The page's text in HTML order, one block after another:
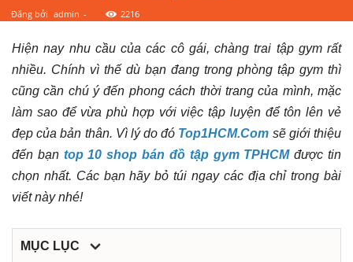
Top
địa
điểm,
Đăng bởi admin - 2216
Hiện nay nhu cầu của các cô gái, chàng trai tập gym rất
nhiều. Chính vì thế dù bạn đang trong phòng tập gym thì
cũng cần chú ý đến phong cách thời trang của mình, mặc
làm sao để vừa phù hợp với việc tập luyện để tôn lên vẻ
đẹp của bản thân. Vì lý do đó Top1HCM.Com sẽ giới thiệu
đến bạn top 10 shop bán đồ tập gym TPHCMđược tin
chọn nhất. Các bạn hãy bỏ túi ngay các địa chỉ trong bài
viết này nhé!
MỤC LỤC